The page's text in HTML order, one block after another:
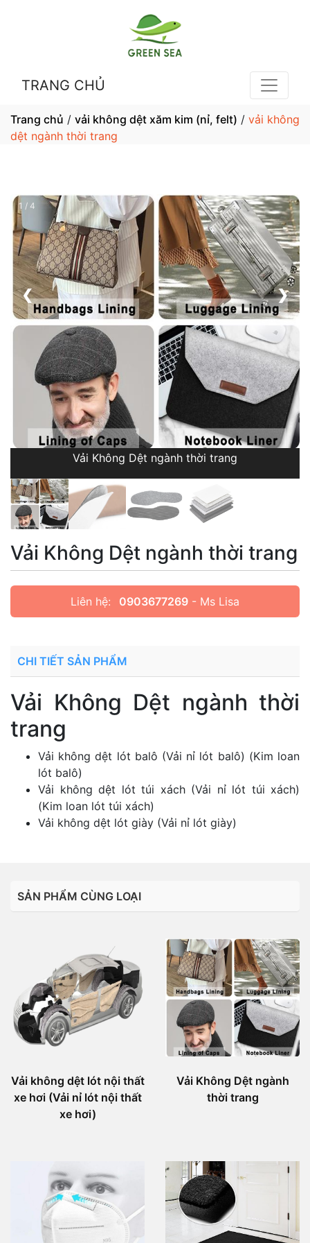
TRANG CHỦ
Trang chủ / vải không dệt xăm kim (nỉ, felt) / vải không
dệt ngành thời trang
1 / 4
❮ ❯
Vải Không Dệt ngành thời trang
Vải Không Dệt ngành thời trang
Liên hệ: 0903677269 - Ms Lisa
CHI TIẾT SẢN PHẨM
Vải Không Dệt ngành thời
trang
Vải không dệt lót balô (Vải nỉ lót balô) (Kim loan
lót balô)
Vải không dệt lót túi xách (Vải nỉ lót túi xách)
(Kim loan lót túi xách)
Vải không dệt lót giày (Vải nỉ lót giày)
SẢN PHẨM CÙNG LOẠI
Vải không dệt lót nội thất
xe hơi (Vải nỉ lót nội thất
xe hơi)
Vải Không Dệt ngành
thời trang